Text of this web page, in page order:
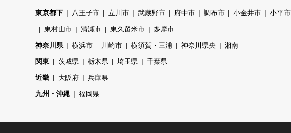
東京都下 八王子市 立川市 武蔵野市 府中市 調布市 小金井市 小平市
東村山市 清瀬市 東久留米市 多摩市
神奈川県 横浜市 川崎市 横須賀・三浦 神奈川県央 湘南
関東 茨城県 栃木県 埼玉県 千葉県
近畿 大阪府 兵庫県
九州・沖縄 福岡県